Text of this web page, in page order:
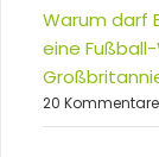
Warum darf
eine
20 Kommentare